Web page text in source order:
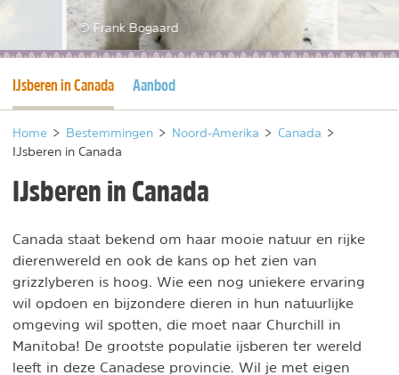
Nieuwsbrief
© Frank Bogaard
Huidige pagina
IJsberen in Canada Aanbod
Home > Bestemmingen > Noord-Amerika > Canada >
IJsberen in Canada
IJsberen in Canada
Canada staat bekend om haar mooie natuur en rijke
dierenwereld en ook de kans op het zien van
grizzlyberen is hoog. Wie een nog uniekere ervaring
wil opdoen en bijzondere dieren in hun natuurlijke
omgeving wil spotten, die moet naar Churchill in
Manitoba! De grootste populatie ijsberen ter wereld
leeft in deze Canadese provincie. Wil je met eigen